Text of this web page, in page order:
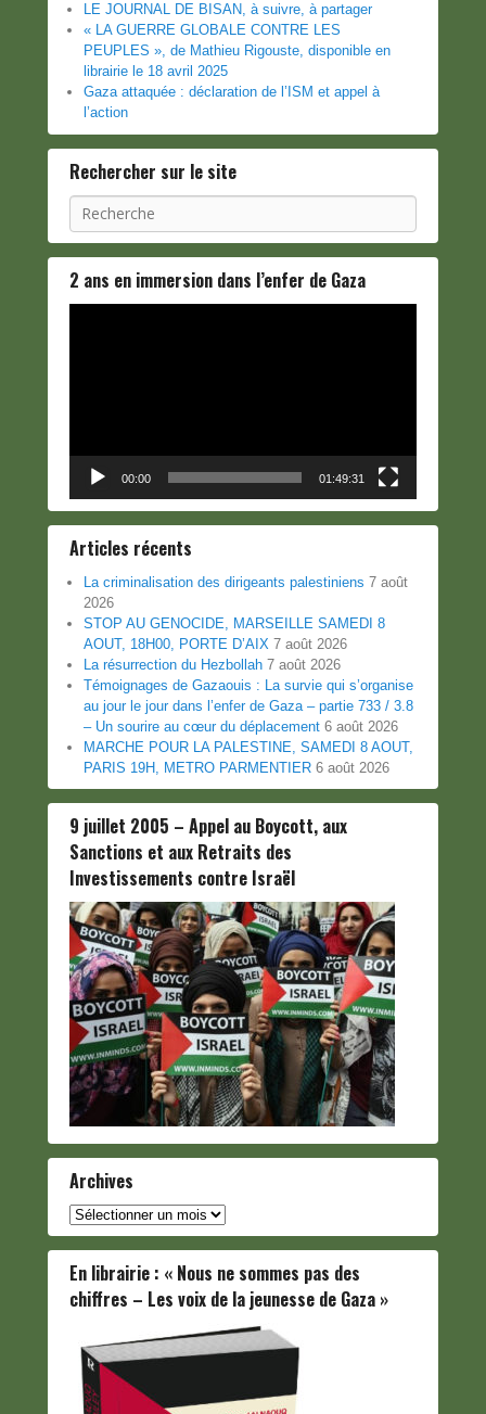
LE JOURNAL DE BISAN, à suivre, à partager
« LA GUERRE GLOBALE CONTRE LES
PEUPLES », de Mathieu Rigouste, disponible en
librairie le 18 avril 2025
Gaza attaquée : déclaration de l’ISM et appel à
l’action
Rechercher sur le site
Recherche
2 ans en immersion dans l’enfer de Gaza
00:00 01:49:31
Articles récents
La criminalisation des dirigeants palestiniens 7 août
2026
STOP AU GENOCIDE, MARSEILLE SAMEDI 8
AOUT, 18H00, PORTE D’AIX 7 août 2026
La résurrection du Hezbollah 7 août 2026
Témoignages de Gazaouis : La survie qui s’organise
au jour le jour dans l’enfer de Gaza – partie 733 / 3.8
– Un sourire au cœur du déplacement 6 août 2026
MARCHE POUR LA PALESTINE, SAMEDI 8 AOUT,
PARIS 19H, METRO PARMENTIER 6 août 2026
9 juillet 2005 – Appel au Boycott, aux
Sanctions et aux Retraits des
Investissements contre Israël
Archives
Archives
En librairie : « Nous ne sommes pas des
chiffres – Les voix de la jeunesse de Gaza »